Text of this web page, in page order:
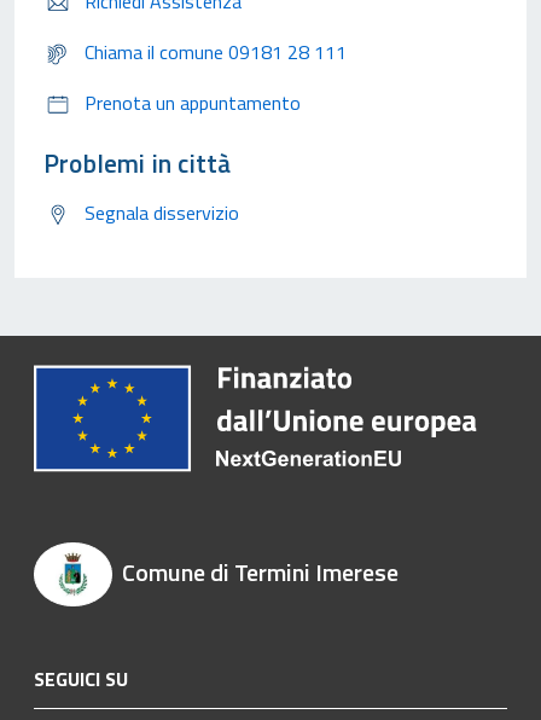
Chiama il comune 09181 28 111
Prenota un appuntamento
Problemi in città
Segnala disservizio
Comune di Termini Imerese
SEGUICI SU